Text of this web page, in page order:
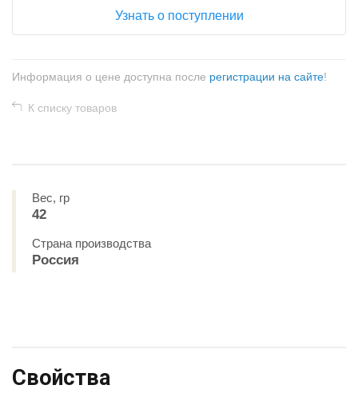
Узнать о поступлении
Информация о цене доступна после регистрации на сайте!
К списку товаров
Вес, гр
42
Страна производства
Россия
Свойства